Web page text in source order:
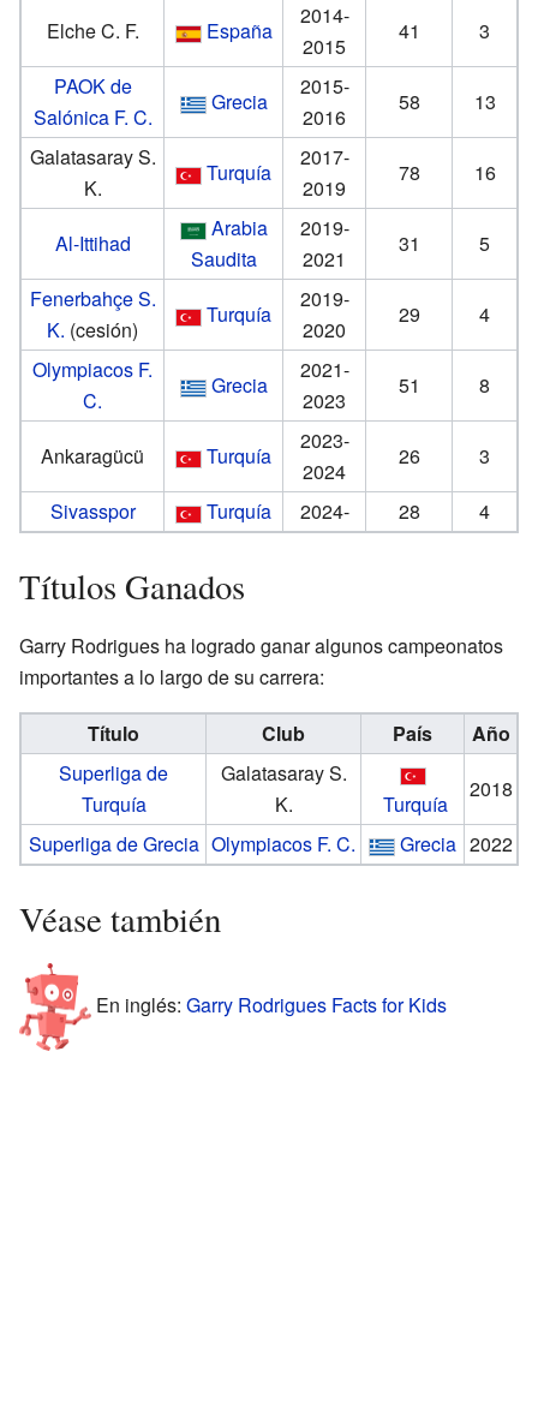
Elche C. F. España
2014-
2015
41
3
PAOK de
Salónica F. C.
Grecia
2015-
2016
58
13
Galatasaray S.
K.
Turquía
2017-
2019
78 16
Al-Ittihad
Arabia
Saudita
2019-
2021
31
5
Fenerbahçe S.
K. (cesión)
Turquía
2019-
2020
29
4
Olympiacos F.
C.
Grecia
2021-
2023
51 8
Ankaragücü Turquía
2023-
2024
26
3
Sivasspor
Turquía 2024- 28 4
Títulos Ganados
Garry Rodrigues ha logrado ganar algunos campeonatos
importantes a lo largo de su carrera:
Título Club País
Año
Superliga de
Turquía
Galatasaray S.
K.
Turquía
2018
Superliga de Grecia Olympiacos F. C. Grecia 2022
Véase también
En inglés: Garry Rodrigues Facts for Kids